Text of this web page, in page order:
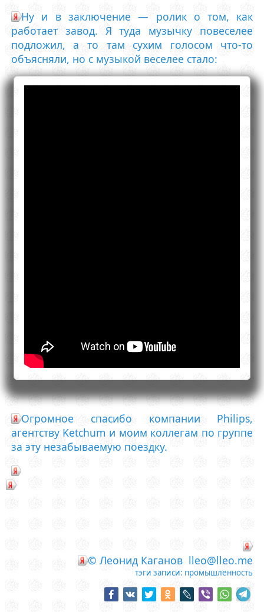
Ну и в заключение — ролик о том, как
работает завод. Я туда музычку повеселее
подложил, а то там сухим голосом что-то
объясняли, но с музыкой веселее стало:
Огромное спасибо компании Philips,
агентству Ketchum и моим коллегам по группе
за эту незабываемую поездку.
© Леонид Каганов lleo@lleo.me
тэги записи: промышленность